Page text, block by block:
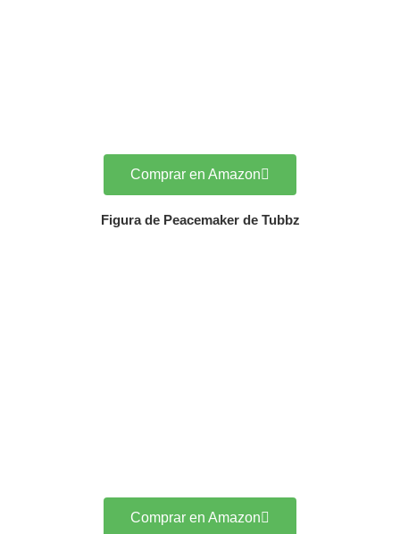
Comprar en Amazon
Figura de Peacemaker de Tubbz
Comprar en Amazon